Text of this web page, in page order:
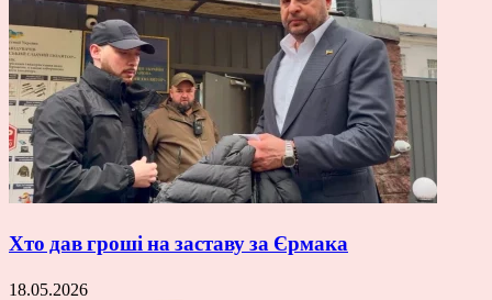
Хто дав гроші на заставу за Єрмака
18.05.2026